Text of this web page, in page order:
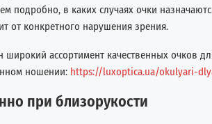
подробно, в каких случаях очки
от конкретного нарушения зрения.
широкий ассортимент качественных очков
ношении: https://luxoptica.ua/okulyari-
при близорукости